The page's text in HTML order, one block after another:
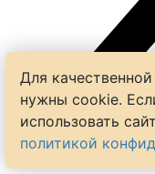
Для
нужны cookie.
использовать
политикой